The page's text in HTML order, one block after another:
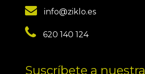
info@ziklo.es
620 140 124
Suscríbete a nuestra